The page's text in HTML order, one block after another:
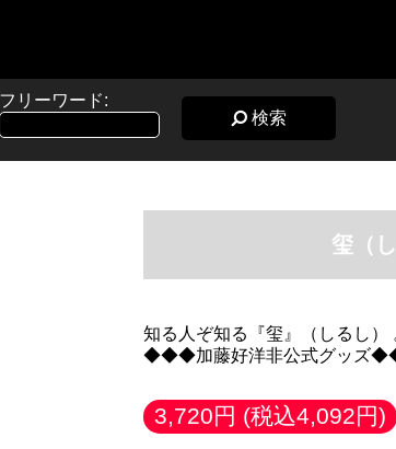
フリーワード:
検索
玺（
知る人ぞ知る『玺』（しるし
◆◆◆加藤好洋非公式グッズ
3,720円 (税込4,092円)